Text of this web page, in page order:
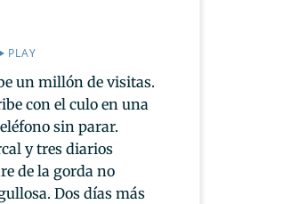
PLAY
un millón de visitas.
con el culo en una
sin parar.
y tres diarios
de la gorda no
Dos días más